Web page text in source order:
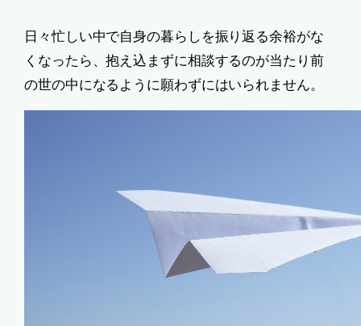
日々忙しい中で自身の暮らしを振り返る余裕がな
くなったら、抱え込まずに相談するのが当たり前
の世の中になるように願わずにはいられません。